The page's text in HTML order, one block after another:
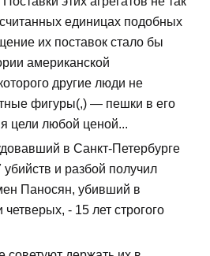
единицах подобных
их поставок стало бы
американской
другие люди не
фигуры(,) — пешки в его
цели любой ценой...
в Санкт-Петербурге
убийств и разбой получил
Паносян, убивший в
- 15 лет строгого